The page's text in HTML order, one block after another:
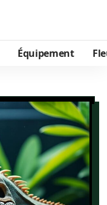
Équipement